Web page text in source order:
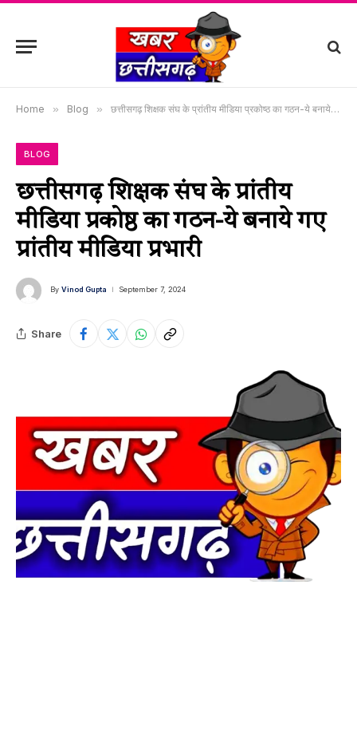
Home » Blog » छत्तीसगढ़ शिक्षक संघ के प्रांतीय मीडिया प्रकोष्ठ का गठन-ये बनाये गए प्रांतीय मीडिया प्रभारी
BLOG
छत्तीसगढ़ शिक्षक संघ के प्रांतीय
मीडिया प्रकोष्ठ का गठन-ये बनाये गए
प्रांतीय मीडिया प्रभारी
By Vinod Gupta September 7, 2024
Share